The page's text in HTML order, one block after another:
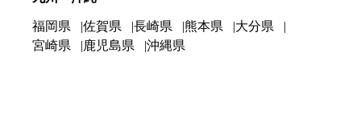
福岡県 佐賀県 長崎県 熊本県
大分県
宮崎県
鹿児島県 沖縄県